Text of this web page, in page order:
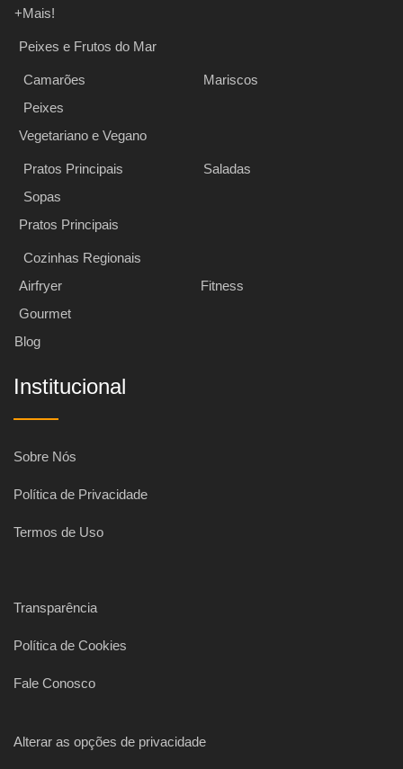
+Mais!
Peixes e Frutos do Mar
Camarões
Mariscos
Peixes
Vegetariano e Vegano
Pratos Principais
Saladas
Sopas
Pratos Principais
Cozinhas Regionais
Airfryer
Fitness
Gourmet
Blog
Institucional
Sobre Nós
Política de Privacidade
Termos de Uso
Transparência
Política de Cookies
Fale Conosco
Alterar as opções de privacidade